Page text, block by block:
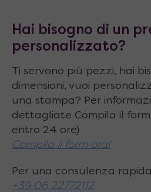
foglio melaminico a
appoggiaterra in
Hai bisogno di un
personalizzato?
Ti servono più pezzi, hai
dimensioni, vuoi
una stampa? Per
dettagliate Compila il
entro 24 ore)
Compila il form ora!
Per una consulenza
+39 06 22772112